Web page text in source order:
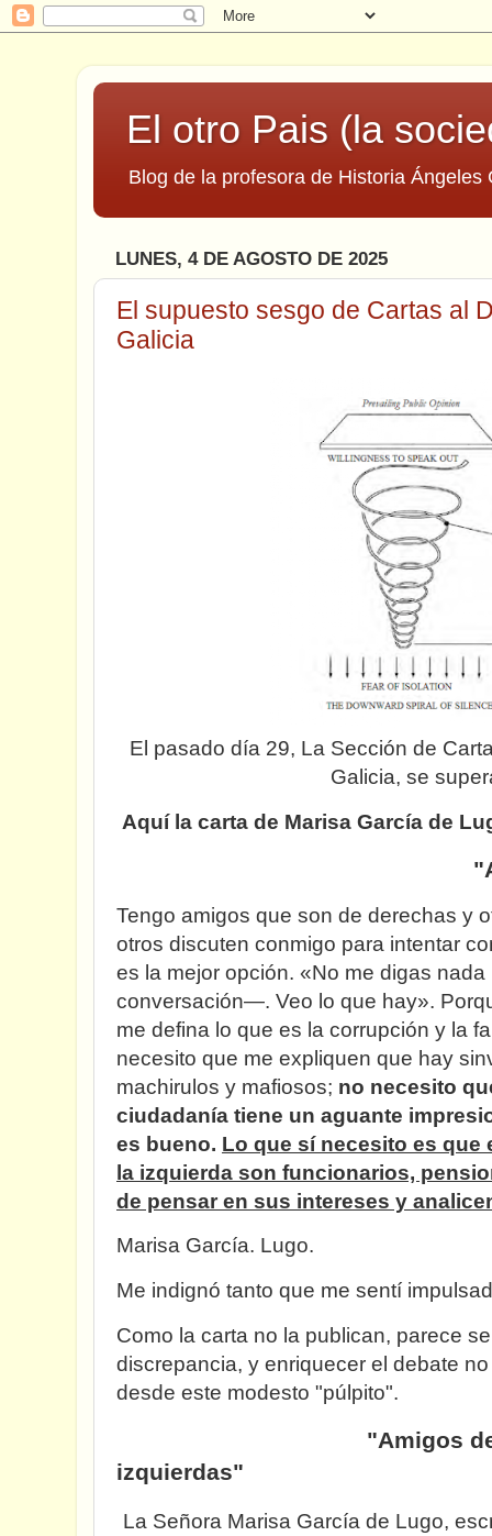
El otro Pais (la
Blog de la profesora de Historia Ángeles
LUNES, 4 DE AGOSTO DE 2025
El supuesto sesgo de Cartas al
Galicia
El pasado día 29, La Sección de
Galicia, se
Aquí la carta de Marisa García de
Tengo amigos que son de derechas y
otros discuten conmigo para intentar
es la mejor opción. «No me digas
conversación—. Veo lo que hay».
me defina lo que es la corrupción y la
necesito que me expliquen que hay
machirulos y mafiosos; no necesito
ciudadanía tiene un aguante
es bueno. Lo que sí necesito es que
la izquierda son funcionarios,
de pensar en sus intereses y
Marisa García. Lugo.
Me indignó tanto que me sentí
Como la carta no la publican, parece
discrepancia, y enriquecer el debate
desde este modesto "púlpito".
"Amigos de
izquierdas"
La Señora Marisa García de Lugo,